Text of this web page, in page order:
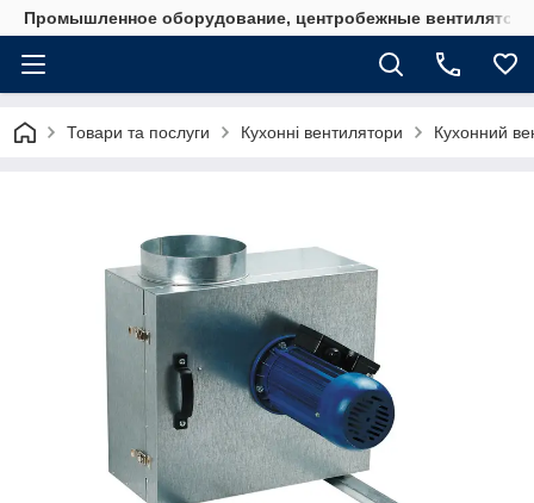
Промышленное оборудование, центробежные
Товари та послуги Кухонні вентилятори Кухонний